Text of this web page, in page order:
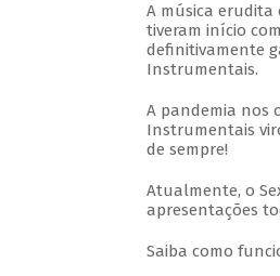
A música erudita
tiveram início
definitivamente
Instrumentais.
A pandemia nos
Instrumentais
de sempre!
Atualmente, o
apresentações
Saiba como